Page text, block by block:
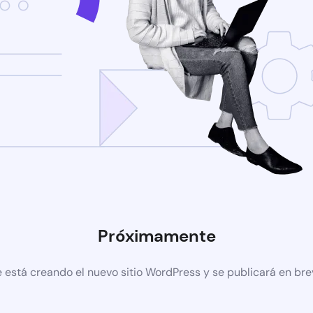
Próximamente
está creando el nuevo sitio WordPress y se publicará en